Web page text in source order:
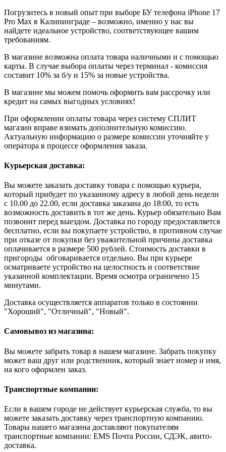
Погрузитесь в новый опыт при выборе БУ телефона iPhone 17
Pro Max в Калининграде – возможно, именно у нас вы
найдете идеальное устройство, соответствующее вашим
требованиям.
В магазине возможна оплата товара наличными и с помощью
карты. В случае выбора оплаты через терминал - комиссия
составит 10% за б/у и 15% за новые устройства.
В магазине мы можем помочь оформить вам рассрочку или
кредит на самых выгодных условиях!
При оформлении оплаты товара через систему СПЛИТ
магазин вправе взимать дополнительную комиссию.
Актуальную информацию о размере комиссии уточняйте у
оператора в процессе оформления заказа.
Курьерская доставка:
Вы можете заказать доставку товара с помощью курьера,
который прибудет по указанному адресу в любой день недели
с 10.00 до 22.00, если доставка заказана до 18:00, то есть
возможность доставить в тот же день. Курьер обязательно Вам
позвонит перед выездом. Доставка по городу предоставляется
бесплатно, если вы покупаете устройство, в противном случае
при отказе от покупки без уважительной причины доставка
оплачивается в размере 500 рублей. Стоимость доставки в
пригороды обговаривается отдельно. Вы при курьере
осматриваете устройство на целостность и соответствие
указанной комплектации. Время осмотра ограничено 15
минутами.
Доставка осуществляется аппаратов только в состоянии
"Хороший", "Отличный", "Новый".
Самовывоз из магазина:
Вы можете забрать товар в нашем магазине. Забрать покупку
может ваш друг или родственник, который знает номер и имя,
на кого оформлен заказ.
Транспортные компании:
Если в вашем городе не действует курьерская служба, то вы
можете заказать доставку через транспортную компанию.
Товары нашего магазина доставляют покупателям
транспортные компании: EMS Почта России, СДЭК, авито-
доставка.